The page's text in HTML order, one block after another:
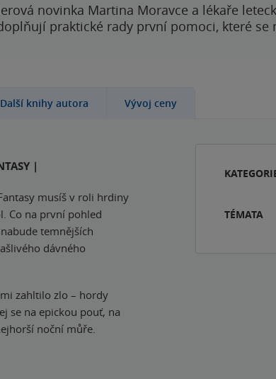
novinka Martina Moravce a lékaře
praktické rady první pomoci, které
Další knihy autora Vývoj ceny
|
musíš v roli hrdiny
Co na první pohled
temnějších
dávného
zahltilo zlo – hordy
se na epickou pouť, na
noční můře.
TÉMATA